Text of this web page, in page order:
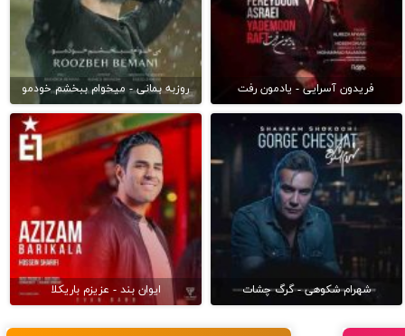
فریدون آسرایی - یادمون رفت روزبه بمانی - میخوام ببخشم خودمو
شهرام شکوهی - گرگ چشات ایوان بند - عزیزم باریکلا